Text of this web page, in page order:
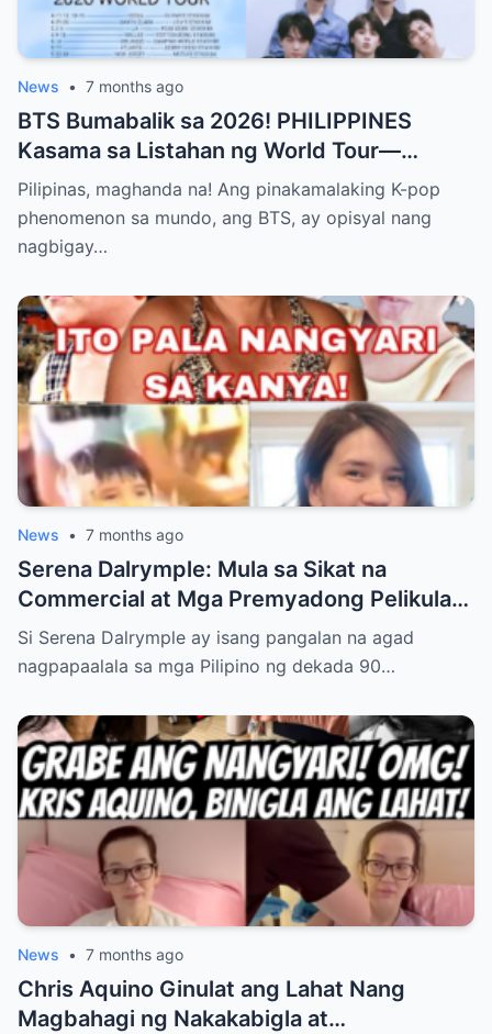
News • 7 months ago
BTS Bumabalik sa 2026! PHILIPPINES
Kasama sa Listahan ng World Tour—
Magkakaroon ng Eksklusibong Concert sa
Manila! Alamin Kung Paano Naghanda ang
ARMY Para sa Pinakahihintay na Comeback
Bakit Excited ang Bawat Pinoy Fan!”
Pilipinas, maghanda na! Ang pinakamalaking K-pop
phenomenon sa mundo, ang BTS, ay opisyal nang
nagbigay…
News • 7 months ago
Serena Dalrymple: Mula sa Sikat na
Commercial at Mga Premyadong Pelikula
Hanggang sa Buhay na Binaraha ng
Pagkawala ng Mga Magulang Nang Maaga,
Ngunit Ang Tunay na Nakatulong Sa Kanya
Upang Malampasan ang Lahat ng
Pagsubok, Magtagumpay, at Matagpuan
ang Kaligayahan Bilang Isang Ina at Asawa
ay May Lihim na Hindi Pa Alam ng
Nakararami… Tuklasin sa Link sa
Comments…
Si Serena Dalrymple ay isang pangalan na agad
nagpapaalala sa mga Pilipino ng dekada 90…
News • 7 months ago
Chris Aquino Ginulat ang Lahat Nang
Magbahagi ng Nakakabigla at